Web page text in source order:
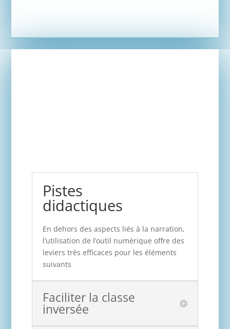
Pistes
didactiques
En dehors des aspects liés à la narration,
l’utilisation de l’outil numérique offre des
leviers très efficaces pour les éléments
suivants
Faciliter la classe
inversée